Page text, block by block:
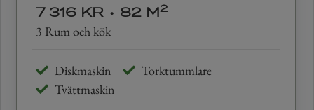
7 316 KR • 82 M2
3 Rum och kök
Diskmaskin
Torktummlare
Tvättmaskin